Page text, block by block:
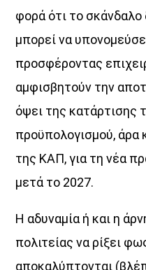
η μουσική παίρνει τον
Ο Aegean Voice 107.5
με αγαπημένες
και μουσικές επιλογές
Χαλαρώστε, ταξιδέψτε,
και μείνετε
που έχει πάντα κάτι
Aegean Voice 107.5 τον
Ένωσης Αγροτικών
φορά ότι το
µπορεί να
προσφέροντας
αµφισβητούν την
όψει της κατάρτισης
προϋπολογισµού, άρα
της ΚΑΠ, για τη νέα
µετά το 2027.
Η αδυναµία ή και η
πολιτείας να ρίξει
αποκαλύπτονται